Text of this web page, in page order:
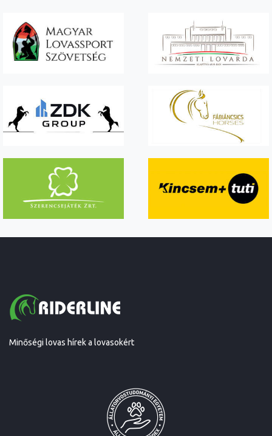
Minőségi lovas hírek a lovasokért